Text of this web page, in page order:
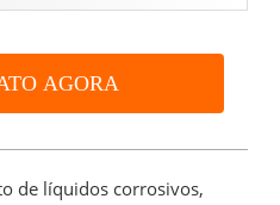
...
AGORA
de líquidos corrosivos,